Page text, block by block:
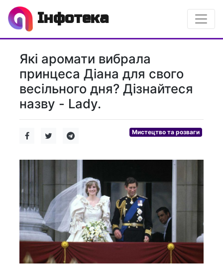
Інфотека
Які аромати вибрала
принцеса Діана для свого
весільного дня? Дізнайтеся
назву - Lady.
Мистецтво та розваги